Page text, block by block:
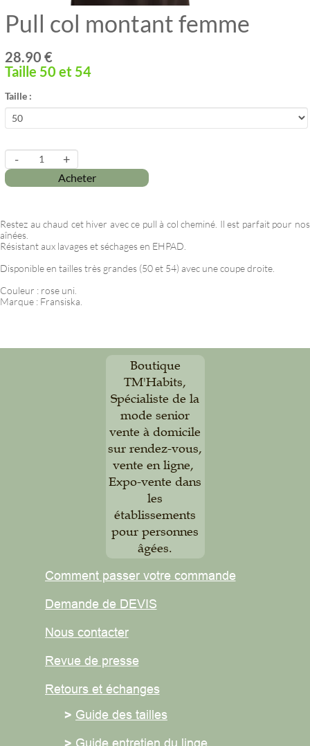
Pull col montant femme
28.90 €
Taille 50 et 54
Taille :
- +
Acheter
Restez au chaud cet hiver avec ce pull à col cheminé. Il est parfait pour nos
aînées.
Résistant aux lavages et séchages en EHPAD.
Disponible en tailles très grandes (50 et 54) avec une coupe droite.
Couleur : rose uni.
Marque : Fransiska.
Boutique
TM'Habits,
Spécialiste de la
mode senior
vente à domicile
sur rendez-vous,
vente en ligne,
Expo-vente dans
les
établissements
pour personnes
âgées.
Comment passer votre commande
Demande de DEVIS
Nous contacter
Revue de presse
Retours etéchanges
> Guide des tailles
> Guide entretien du linge